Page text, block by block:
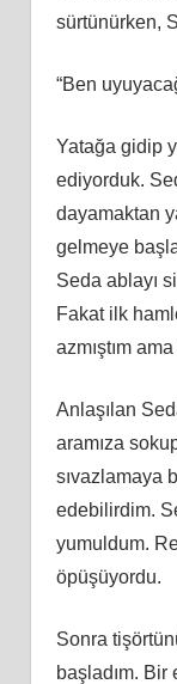
sürtünürken,
“Ben
Yatağa gidip
ediyorduk.
dayamaktan
gelmeye
Seda ablayı
Fakat ilk
azmıştım
Anlaşılan
aramıza
sıvazlamaya
edebilirdim.
yumuldum.
öpüşüyordu.
Sonra
başladım. Bir